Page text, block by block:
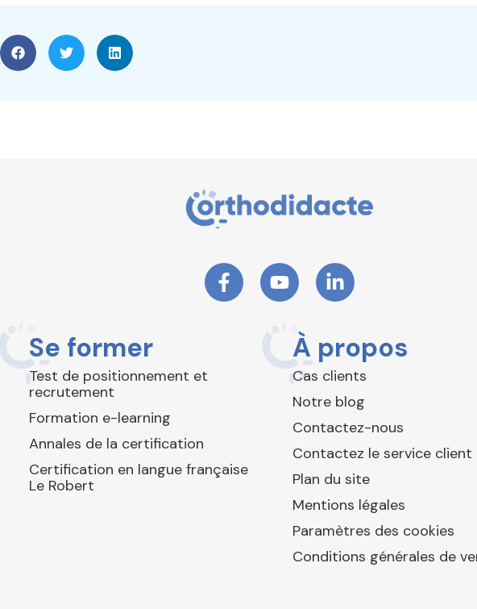
Se former
Test de positionnement et
recrutement
Formation e-learning
Annales de la certification
Certification en langue française
Le Robert
À propos
Cas clients
Notre blog
Contactez-nous
Contactez le service client
Plan du site
Mentions légales
Paramètres des cookies
Conditions générales de